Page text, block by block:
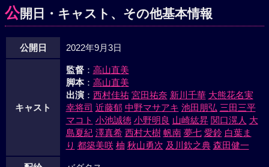
公開日・キャスト、その他基本情報
公開日 2022年9月3日
キャスト
監督： 高山直美
脚本： 高山直美
出演： 西村佳祐 宮田祐奈 新川千華 大熊花名実
幸将司 近藤郁 中野マサアキ 池田朋弘 三田三平
マコト 小池誠徳 小野明良 山崎紘昇 関口滉人 大
島夏紀 澤真希 西村大樹 帆南 夢七 愛鈴 白葉ま
り 都築美咲 柚 秋山勇次 及川欽之典 森田健一